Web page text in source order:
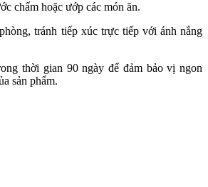
chấm hoặc ướp các món ăn.
tránh tiếp xúc trực tiếp với ánh nắng
thời gian 90 ngày để đảm bảo vị ngon
sản phẩm.